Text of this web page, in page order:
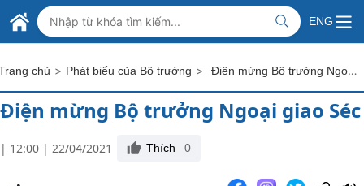
Skip to Main Content
BỘ NGOẠI GIAO VIỆT NAM
MINISTRY OF FOREIGN AFFAIRS
ENG
chủ > Phát biểu của Bộ trưởng > Điện mừng Bộ trưởng Ngoại giao Séc
Điện mừng Bộ trưởng Ngoại giao Séc
| 12:00 | 22/04/2021 Thích 0